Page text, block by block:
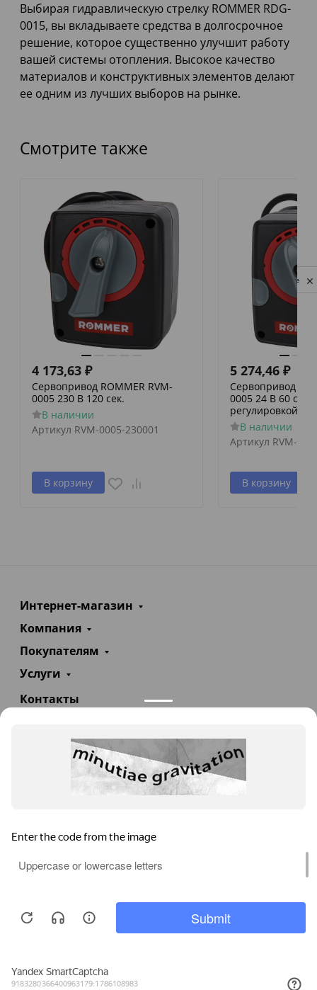
Выбирая гидравлическую стрелку ROMMER RDG-
0015, вы вкладываете средства в долгосрочное
решение, которое существенно улучшит работу
вашей системы отопления. Высокое качество
материалов и конструктивных элементов делают
ее одним из лучших выборов на рынке.
Смотрите также
4 173,63 ₽
Сервопривод ROMMER RVM-
0005 230 В 120 сек.
В наличии
Артикул RVM-0005-230001
В корзину
5 274,46 ₽
Сервопривод
0005 24 В 60
регулировкой по
В наличии
Артикул RVM-
В корзину
Интернет-магазин
Компания
Покупателям
Услуги
Контакты
info@teploexpert.com
Пн—Сб 09:00 – 18:00
TeploExpert.com © 2008 - 2026 Оборудование для
систем отопления, водоснабжения, канализации
Privacy notice